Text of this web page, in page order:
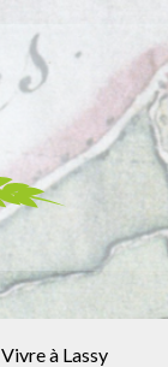
Vivre à Lassy